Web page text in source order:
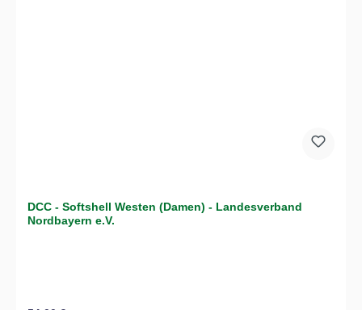
DCC - Softshell Westen (Damen) - Landesverband
Nordbayern e.V.